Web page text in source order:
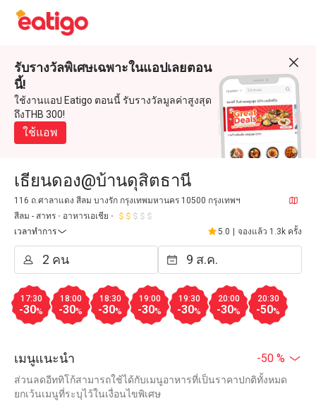
รับรางวัลพิเศษเฉพาะในแอปเลยตอน
นี้!
ใช้งานแอป Eatigo ตอนนี้ รับรางวัลมูลค่าสูงสุด
ถึงTHB 300!
ใช้แอพ
เธียนดอง@บ้านดุสิตธานี
116 ถ.ศาลาแดง สีลม บางรัก กรุงเทพมหานคร 10500 กรุงเทพฯ
สีลม - สาทร
อาหารเอเชีย
เวลาทำการ
5.0 จองแล้ว 1.3k ครั้ง
17:30
-30%
18:00
-30%
18:30
-30%
19:00
-30%
19:30
-30%
20:00
-30%
20:30
-50%
เมนูแนะนำ -50 %
ส่วนลดอีททิโก้สามารถใช้ได้กับเมนูอาหารที่เป็นราคาปกติทั้งหมด
ยกเว้นเมนูที่ระบุไว้ในเงื่อนไขพิเศษ